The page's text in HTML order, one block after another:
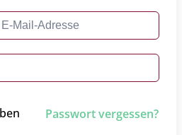
Passwort vergessen?